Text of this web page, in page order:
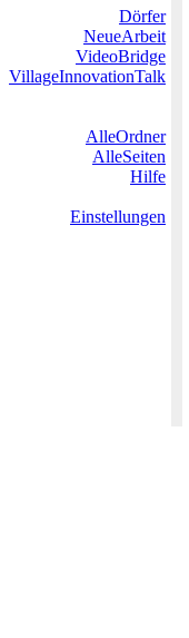
Dörfer
NeueArbeit
VideoBridge
VillageInnovationTalk
AlleOrdner
AlleSeiten
Hilfe
Einstellungen